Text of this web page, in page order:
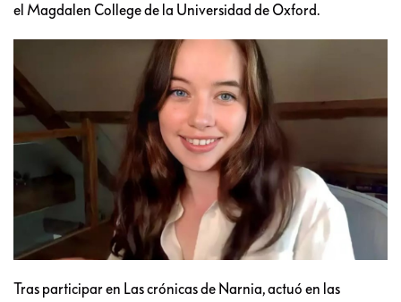
el Magdalen College de la Universidad de Oxford.
Tras participar en Las crónicas de Narnia, actuó en las